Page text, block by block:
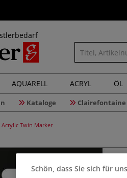
AQUARELL ACRYL ÖL
Kataloge Clairefontaine
Twin Marker
Schön, dass Sie sich für